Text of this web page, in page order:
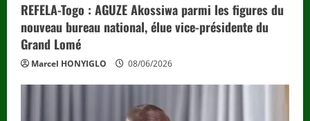
REFELA-Togo : AGUZE Akossiwa parmi les figures du
nouveau bureau national, élue vice-présidente du
Grand Lomé
Marcel HONYIGLO 08/06/2026